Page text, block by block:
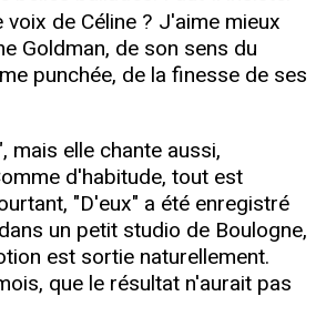
de Céline ? J'aime mieux
Goldman, de son sens du
punchée, de la finesse de ses
mais elle chante aussi,
d'habitude, tout est
"D'eux" a été enregistré
un petit studio de Boulogne,
est sortie naturellement.
que le résultat n'aurait pas